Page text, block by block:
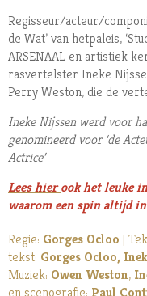
Regisseur/acteur/
de Wat’ van hetpaleis,
ARSENAAL en artistiek
rasvertelster Ineke
Perry Weston, die de
Ineke Nijssen werd voor
genomineerd voor ‘de
Actrice’
Leeshierook het leuke
waarom een spin altijd
Regie: Gorges Ocloo |
tekst: Gorges Ocloo,
Muziek: Owen Weston,
en scenografie: Paul